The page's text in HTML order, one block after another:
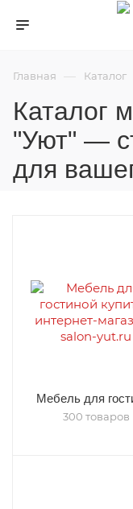
Главная — Каталог
Каталог
"Уют" —
для
Мебель для
300 товаров